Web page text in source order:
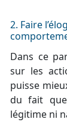
2. Faire
Dans ce
sur les
puisse
du fait
légitime ni